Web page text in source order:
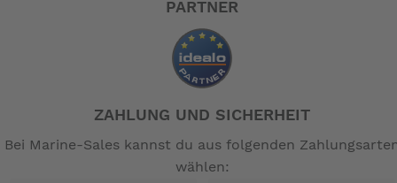
PARTNER
ZAHLUNG UND SICHERHEIT
Bei Marine-Sales kannst du aus folgenden
wählen: